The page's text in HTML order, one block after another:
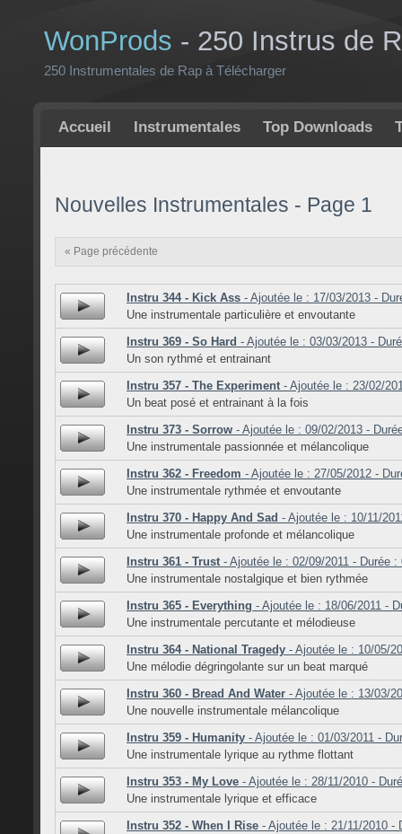
WonProds - 250 Instrus de
250 Instrumentales de Rap à Télécharger
Accueil Instrumentales Top Downloads
Nouvelles Instrumentales - Page 1
« Page précédente
Instru 344 - Kick Ass - Ajoutée le : 17/03/2013 -
Une instrumentale particulière et envoutante
Instru 369 - So Hard - Ajoutée le : 03/03/2013 -
Un son rythmé et entrainant
Instru 357 - The Experiment - Ajoutée le : 23/02/
Un beat posé et entrainant à la fois
Instru 373 - Sorrow - Ajoutée le : 09/02/2013 -
Une instrumentale passionnée et mélancolique
Instru 362 - Freedom - Ajoutée le : 27/05/2012 -
Une instrumentale rythmée et envoutante
Instru 370 - Happy And Sad - Ajoutée le : 10/11/
Une instrumentale profonde et mélancolique
Instru 361 - Trust - Ajoutée le : 02/09/2011 - Durée :
Une instrumentale nostalgique et bien rythmée
Instru 365 - Everything - Ajoutée le : 18/06/2011 -
Une instrumentale percutante et mélodieuse
Instru 364 - National Tragedy - Ajoutée le : 10/05/
Une mélodie dégringolante sur un beat marqué
Instru 360 - Bread And Water - Ajoutée le : 13/03/
Une nouvelle instrumentale mélancolique
Instru 359 - Humanity - Ajoutée le : 01/03/2011 -
Une instrumentale lyrique au rythme flottant
Instru 353 - My Love - Ajoutée le : 28/11/2010 -
Une instrumentale lyrique et efficace
Instru 352 - When I Rise - Ajoutée le : 21/11/2010 -